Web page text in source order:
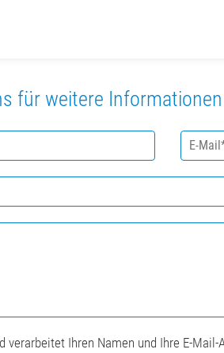
für weitere
E
verarbeitet Ihren Namen und Ihre E-